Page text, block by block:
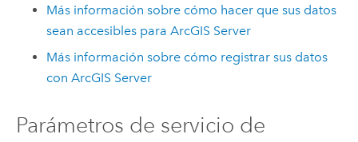
Más información sobre cómo hacer que sus datos
sean accesibles paraArcGIS Server
Más información sobre cómo registrar sus datos
conArcGIS Server
Parámetros de servicio de